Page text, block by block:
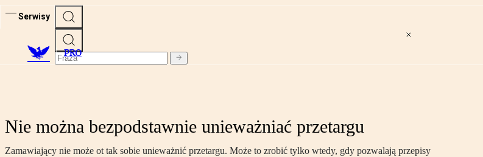
Serwisy
PRO
Nie można bezpodstawnie unieważniać przetargu
Zamawiający nie może ot tak sobie unieważnić przetargu. Może to zrobić tylko wtedy, gdy pozwalają przepisy